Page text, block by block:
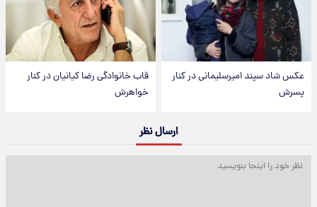
عکس شاد سپند امیرسلیمانی در کنار
پسرش
قاب خانوادگی رضا کیانیان در کنار
خواهرش
ارسال نظر